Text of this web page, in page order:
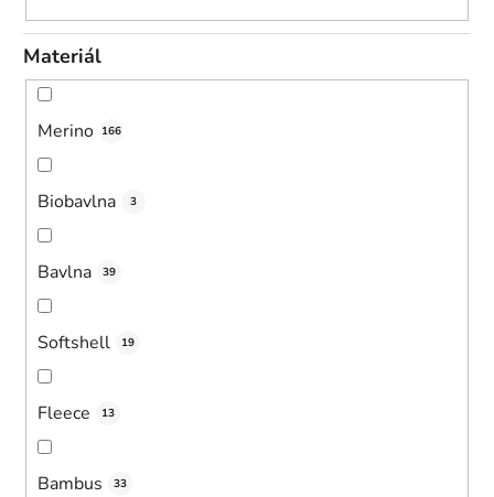
Materiál
Merino 166
Biobavlna 3
Bavlna 39
Softshell 19
Fleece 13
Bambus 33